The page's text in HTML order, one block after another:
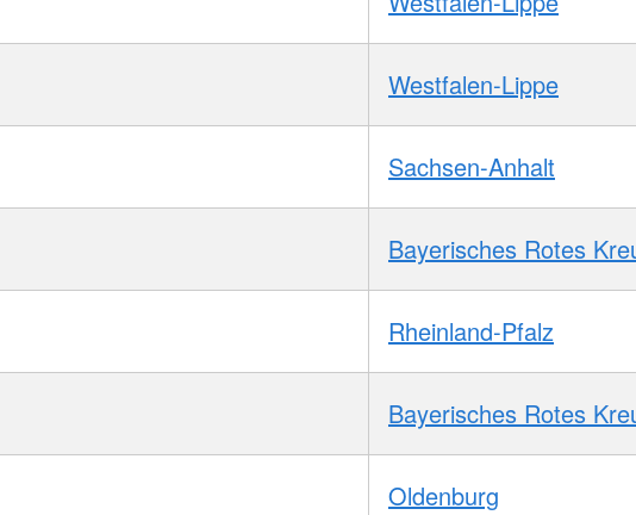
Westfalen-Lippe
Sachsen-Anhalt
Bayerisches Rotes
Rheinland-Pfalz
Bayerisches Rotes
Oldenburg